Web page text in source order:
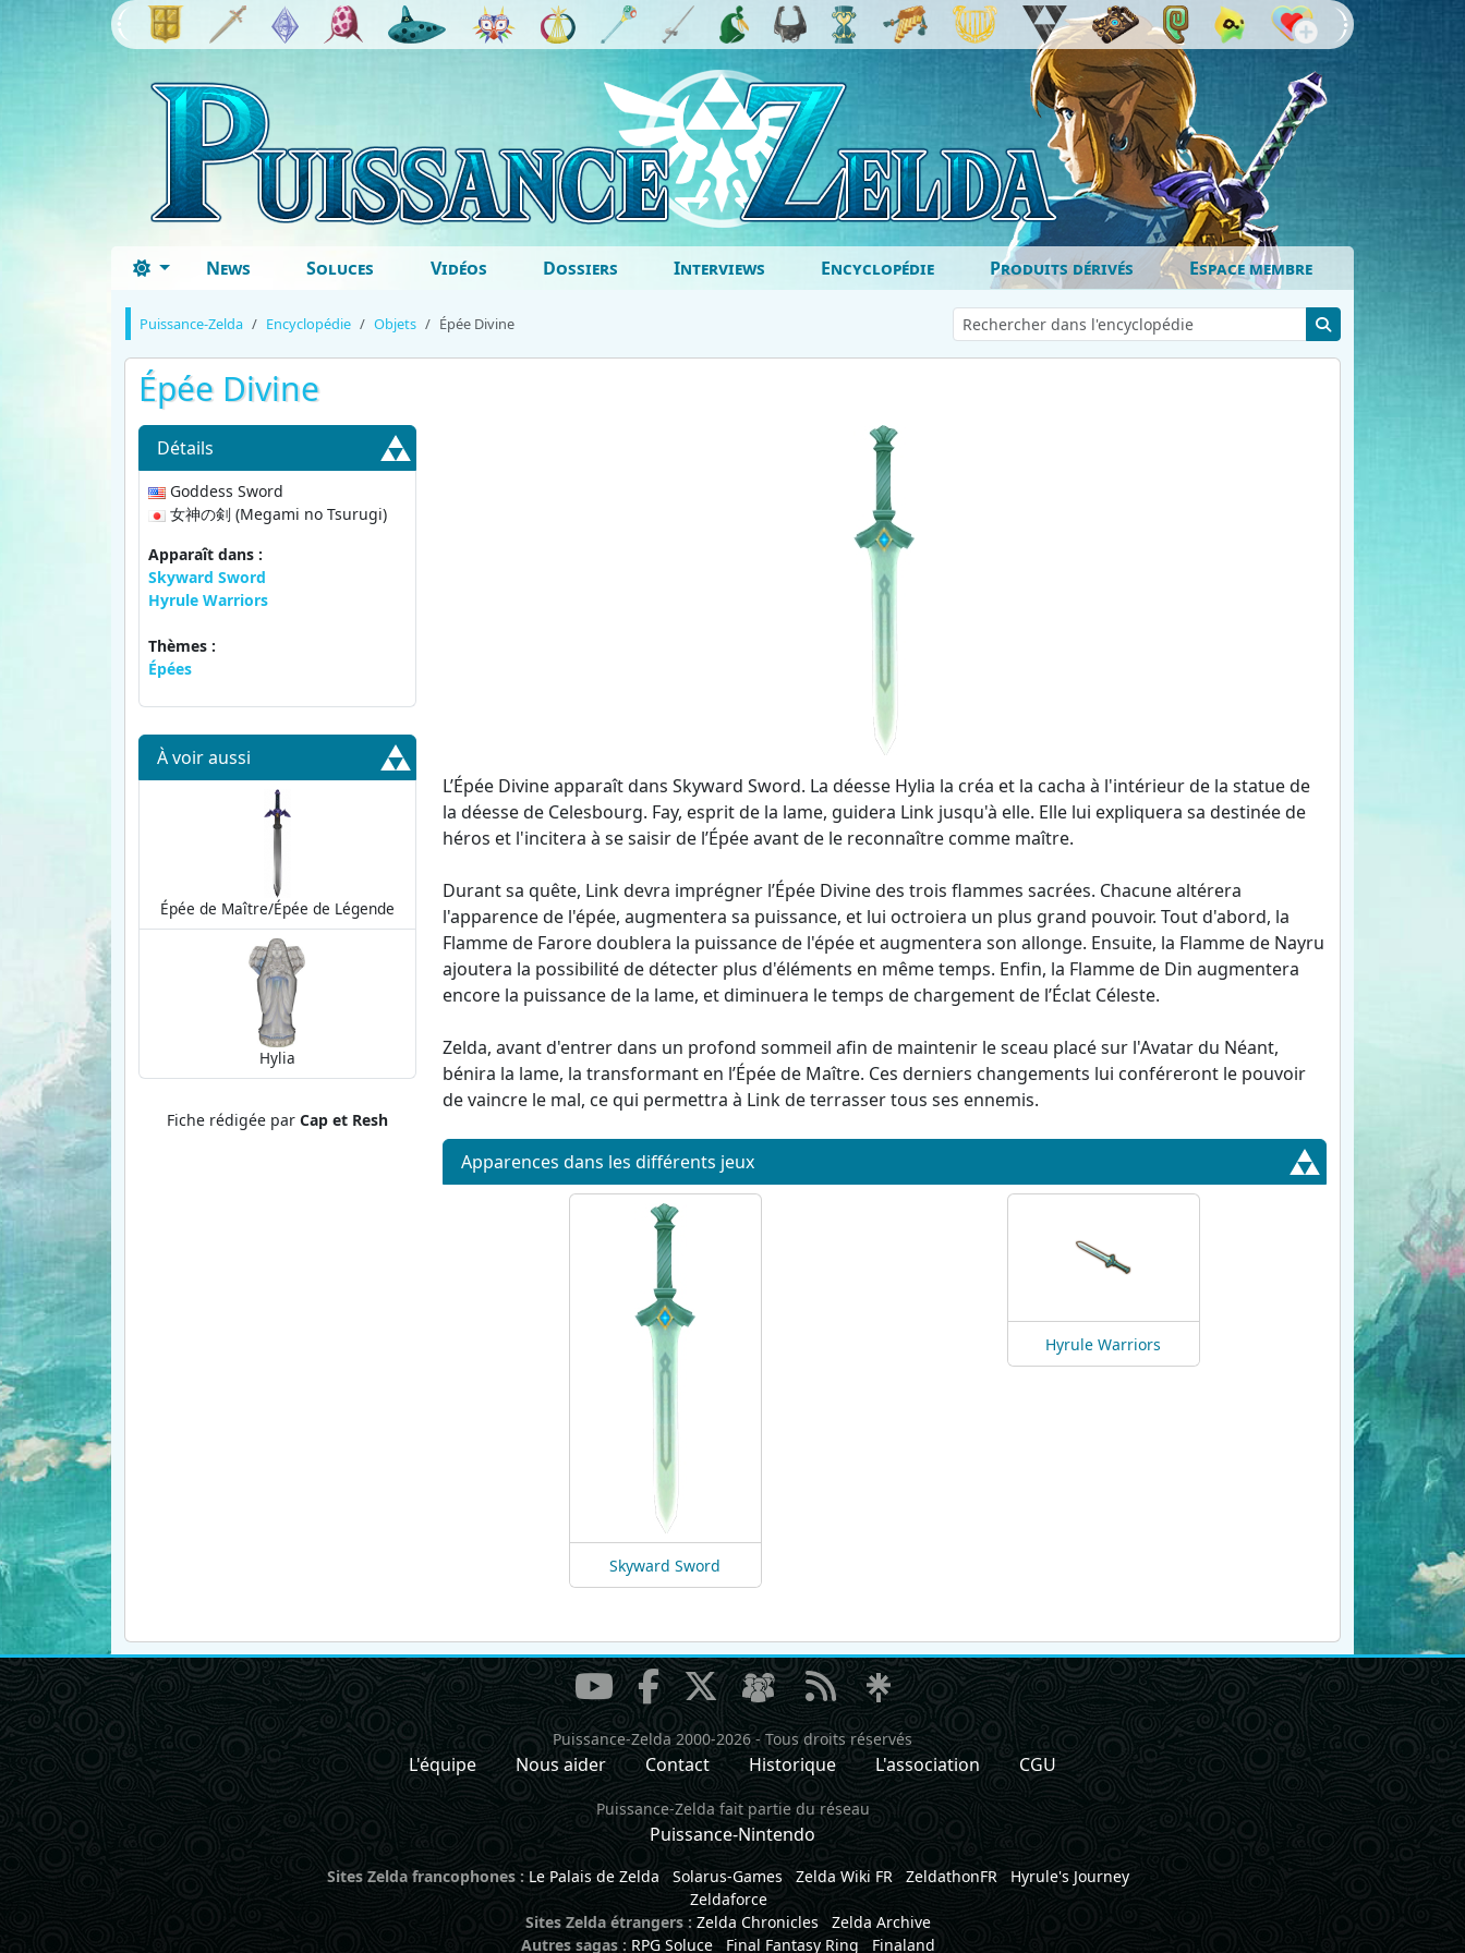
News Soluces Vidéos Dossiers Interviews Encyclopédie Produits dérivés Espace membre
Puissance-Zelda Encyclopédie Objets Épée Divine
Épée Divine
Détails
Goddess Sword
女神の剣 (Megami no Tsurugi)
Apparaît dans :
Skyward Sword
Hyrule Warriors
Thèmes :
Épées
À voir aussi
Épée de Maître/Épée de Légende
Hylia
Fiche rédigée par Cap et Resh
L’Épée Divine apparaît dans Skyward Sword. La déesse Hylia la créa et la cacha à l'intérieur de la statue de
la déesse de Celesbourg. Fay, esprit de la lame, guidera Link jusqu'à elle. Elle lui expliquera sa destinée de
héros et l'incitera à se saisir de l’Épée avant de le reconnaître comme maître.
Durant sa quête, Link devra imprégner l’Épée Divine des trois flammes sacrées. Chacune altérera
l'apparence de l'épée, augmentera sa puissance, et lui octroiera un plus grand pouvoir. Tout d'abord, la
Flamme de Farore doublera la puissance de l'épée et augmentera son allonge. Ensuite, la Flamme de Nayru
ajoutera la possibilité de détecter plus d'éléments en même temps. Enfin, la Flamme de Din augmentera
encore la puissance de la lame, et diminuera le temps de chargement de l’Éclat Céleste.
Zelda, avant d'entrer dans un profond sommeil afin de maintenir le sceau placé sur l'Avatar du Néant,
bénira la lame, la transformant en l’Épée de Maître. Ces derniers changements lui conféreront le pouvoir
de vaincre le mal, ce qui permettra à Link de terrasser tous ses ennemis.
Apparences dans les différents jeux
Skyward Sword
Hyrule Warriors
Puissance-Zelda 2000-2026- Tous droits réservés
L'équipe Nous aider Contact Historique L'association CGU
Puissance-Zelda fait partie du réseau
Puissance-Nintendo
Sites Zelda francophones : Le Palais de Zelda Solarus-Games Zelda Wiki FR ZeldathonFR
Hyrule's Journey
Zeldaforce
Sites Zelda étrangers : Zelda Chronicles
Zelda Archive
Autres sagas : RPG Soluce Final Fantasy Ring Finaland